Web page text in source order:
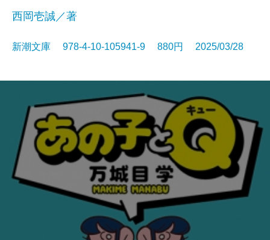
西岡壱誠／著
新潮文庫 978-4-10-105941-9 880円 2025/03/28